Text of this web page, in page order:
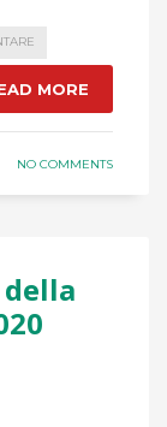
MORE
NO COMMENTS